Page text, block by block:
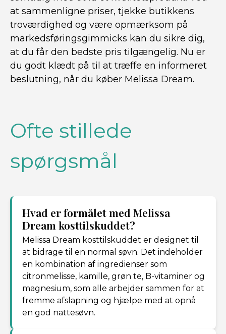
at sammenligne priser, tjekke butikkens
troværdighed og være opmærksom på
markedsføringsgimmicks kan du sikre dig,
at du får den bedste pris tilgængelig. Nu er
du godt klædt på til at træffe en informeret
beslutning, når du køber Melissa Dream.
Ofte stillede
spørgsmål
Hvad er formålet med Melissa
Dream kosttilskuddet?
Melissa Dream kosttilskuddet er designet til
at bidrage til en normal søvn. Det indeholder
en kombination af ingredienser som
citronmelisse, kamille, grøn te, B-vitaminer og
magnesium, som alle arbejder sammen for at
fremme afslapning og hjælpe med at opnå
en god nattesøvn.